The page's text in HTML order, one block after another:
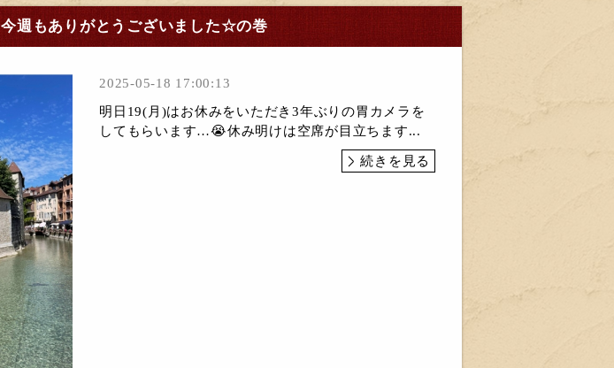
今週もありがとうございました☆の巻
2025-05-18 17:00:13
明日19(月)はお休みをいただき3年ぶりの胃カメラを
してもらいます…😭休み明けは空席が目立ちます...
続きを見る